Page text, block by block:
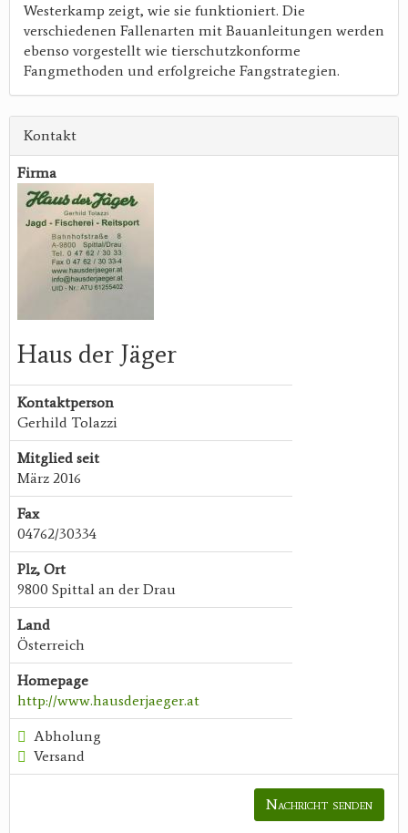
Westerkamp zeigt, wie sie funktioniert. Die
verschiedenen Fallenarten mit Bauanleitungen werden
ebenso vorgestellt wie tierschutzkonforme
Fangmethoden und erfolgreiche Fangstrategien.
Kontakt
Firma
Haus der Jäger
Kontaktperson
Gerhild Tolazzi
Mitglied seit
März 2016
Fax
04762/30334
Plz, Ort
9800 Spittal an der Drau
Land
Österreich
Homepage
http://www.hausderjaeger.at
Abholung
Versand
Nachricht senden